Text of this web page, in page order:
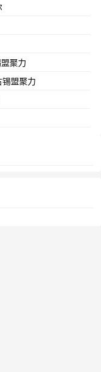
聚力
盟聚力